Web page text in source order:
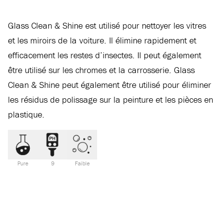
Glass Clean & Shine est utilisé pour nettoyer les vitres
et les miroirs de la voiture. Il élimine rapidement et
efficacement les restes d’insectes. Il peut également
être utilisé sur les chromes et la carrosserie. Glass
Clean & Shine peut également être utilisé pour éliminer
les résidus de polissage sur la peinture et les pièces en
plastique.
Pure 9 Faible